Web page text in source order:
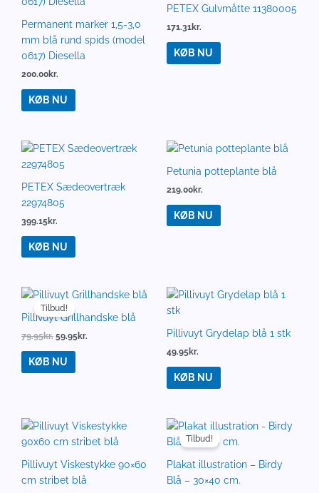
Permanent marker 1,5-3,0
mm blå rund spids (model
0617) Diesella
200.00kr.
KØB NU
PETEX Gulvmåtte 11380005
171.31kr.
KØB NU
PETEX Sædeovertræk
22974805
399.15kr.
KØB NU
Petunia potteplante blå
219.00kr.
KØB NU
Tilbud!
Pillivuyt Grillhandske blå
79.95kr.
Den
oprindelige
pris
79.95kr..
59.95kr.
Den
pris
KØB NU
Pillivuyt Grydelap blå 1 stk
49.95kr.
KØB NU
Pillivuyt Viskestykke 90×60
cm stribet blå
Tilbud!
Plakat illustration – Birdy
Blå – 30×40 cm.
Den
oprindelige
pris
249.00kr..
Den
149.95kr..